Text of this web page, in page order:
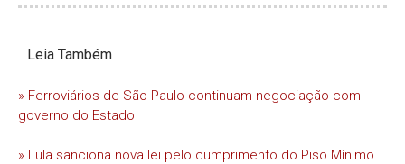
Leia Também
» Ferroviários de São Paulo continuam negociação com
governo do Estado
» Lula sanciona nova lei pelo cumprimento do Piso Mínimo